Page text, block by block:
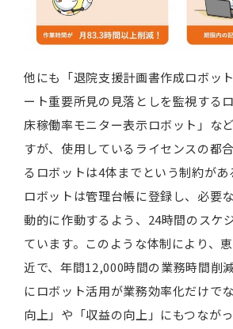
他にも「退院支援計画書作成ロボッ
ート重要所見の見落としを監視する
床稼働率モニター表示ロボット」な
すが、使用しているライセンスの都
るロボットは4体までという制約が
ロボットは管理台帳に登録し、必要
動的に作動するよう、24時間のスケ
ています。このような体制により、
近で、年間12,000時間の業務時間削
にロボット活用が業務効率化だけで
向上」や「収益の向上」にもつながっ